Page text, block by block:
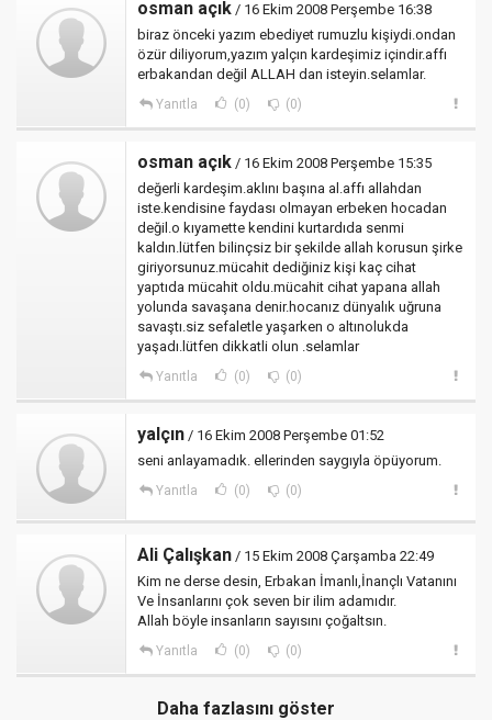
osman açık / 16 Ekim 2008 Perşembe 16:38
biraz önceki yazım ebediyet rumuzlu kişiydi.ondan
özür diliyorum,yazım yalçın kardeşimiz içindir.affı
erbakandan değil ALLAH dan isteyin.selamlar.
Yanıtla (0) (0)
osman açık / 16 Ekim 2008 Perşembe 15:35
değerli kardeşim.aklını başına al.affı allahdan
iste.kendisine faydası olmayan erbeken hocadan
değil.o kıyamette kendini kurtardıda senmi
kaldın.lütfen bilinçsiz bir şekilde allah korusun şirke
giriyorsunuz.mücahit dediğiniz kişi kaç cihat
yaptıda mücahit oldu.mücahit cihat yapana allah
yolunda savaşana denir.hocanız dünyalık uğruna
savaştı.siz sefaletle yaşarken o altınolukda
yaşadı.lütfen dikkatli olun .selamlar
Yanıtla (0) (0)
yalçın / 16 Ekim 2008 Perşembe 01:52
seni anlayamadık. ellerinden saygıyla öpüyorum.
Yanıtla (0) (0)
Ali Çalışkan / 15 Ekim 2008 Çarşamba 22:49
Kim ne derse desin, Erbakan İmanlı,İnançlı Vatanını
Ve İnsanlarını çok seven bir ilim adamıdır.
Allah böyle insanların sayısını çoğaltsın.
Yanıtla (0) (0)
Daha fazlasını göster